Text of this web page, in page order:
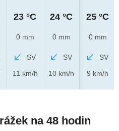
23 °C
0 mm
SV
11 km/h
24 °C
0 mm
SV
10 km/h
25 °C
0 mm
SV
9 km/h
na 48 hodin